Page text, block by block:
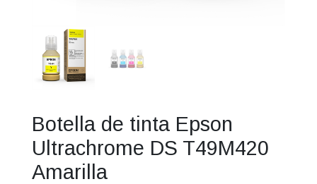
Botella de tinta Epson
Ultrachrome DS T49M420
Amarilla